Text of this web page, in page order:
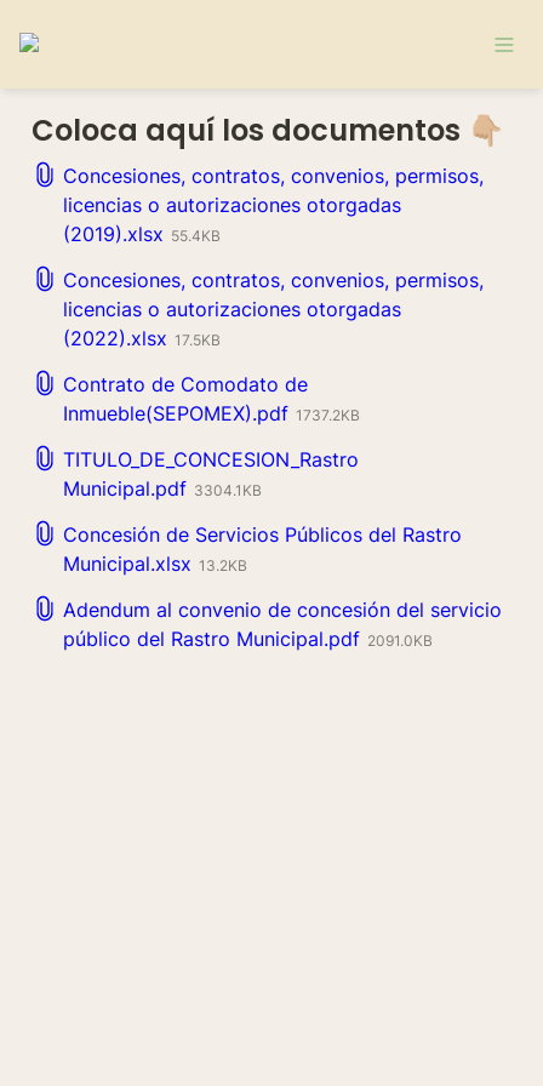
Coloca aquí los documentos 👇🏼
Concesiones, contratos, convenios, permisos,
licencias o autorizaciones otorgadas
(2019).xlsx 55.4KB
Concesiones, contratos, convenios, permisos,
licencias o autorizaciones otorgadas
(2022).xlsx 17.5KB
Contrato de Comodato de
Inmueble(SEPOMEX).pdf 1737.2KB
TITULO_DE_CONCESION_Rastro
Municipal.pdf 3304.1KB
Concesión de Servicios Públicos del Rastro
Municipal.xlsx 13.2KB
Adendum al convenio de concesión del servicio
público del Rastro Municipal.pdf 2091.0KB